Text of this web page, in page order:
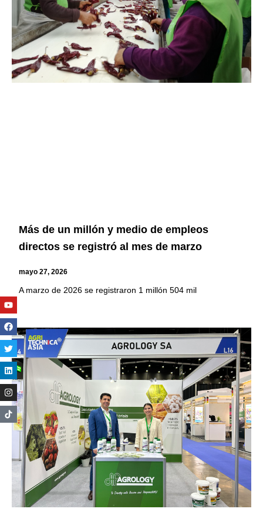
Más de un millón y medio de empleos
directos se registró al mes de marzo
mayo 27, 2026
A marzo de 2026 se registraron 1 millón 504 mil
Youtube
Facebook
Twitter
Linkedin
Instagram